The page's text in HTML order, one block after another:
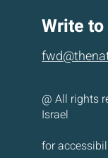
Write to
@ All rights
Israel
for